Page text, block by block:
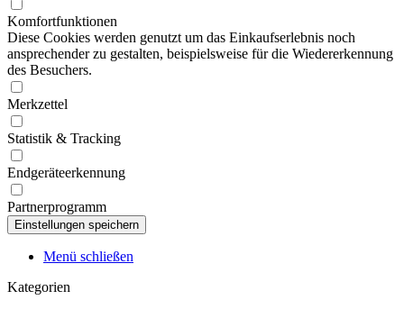
Komfortfunktionen
Diese Cookies werden genutzt um das Einkaufserlebnis noch
ansprechender zu gestalten, beispielsweise für die Wiedererkennung
des Besuchers.
Merkzettel
Statistik & Tracking
Endgeräteerkennung
Partnerprogramm
Menü schließen
Kategorien